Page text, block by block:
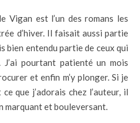
Vigan est l’un des romans les
d’hiver. Il faisait aussi partie
bien entendu partie de ceux qui
J’ai pourtant patienté un mois
et enfin m’y plonger. Si je
que j’adorais chez l’auteur, il
marquant et bouleversant.